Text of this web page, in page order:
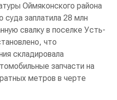
Оймяконского района
заплатила 28 млн
свалку в поселке Усть-
что
складировала
запчасти на
метров в черте